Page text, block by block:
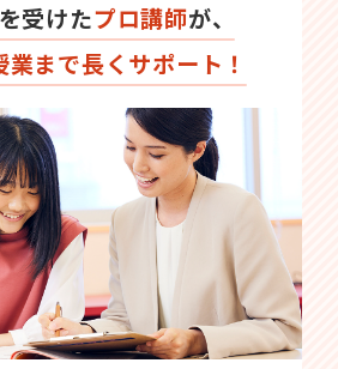
受けたプロ講師が、
まで長くサポート！